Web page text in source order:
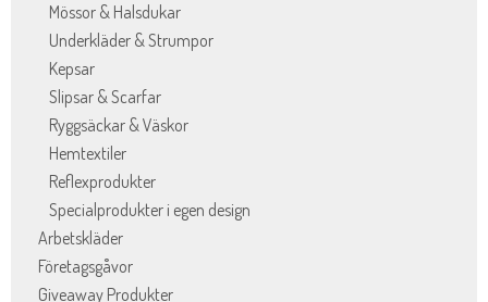
Mössor & Halsdukar
Underkläder & Strumpor
Kepsar
Slipsar & Scarfar
Ryggsäckar & Väskor
Hemtextiler
Reflexprodukter
Specialprodukter i egen design
Arbetskläder
Företagsgåvor
Giveaway Produkter